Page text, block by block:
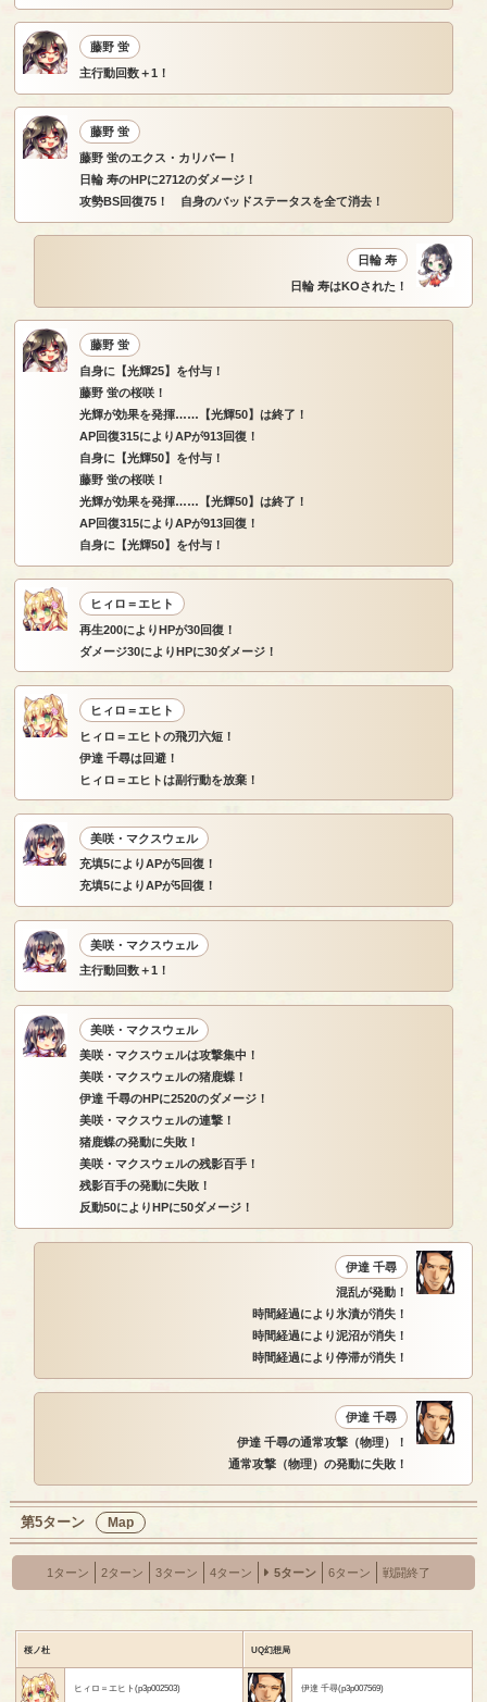
藤野 蛍
主行動回数＋1！
藤野 蛍
藤野 蛍のエクス・カリバー！
日輪 寿のHPに2712のダメージ！
攻勢BS回復75！ 自身のバッドステータスを全て消去！
日輪 寿
日輪 寿はKOされた！
藤野 蛍
自身に【光輝25】を付与！
藤野 蛍の桜咲！
光輝が効果を発揮……【光輝50】は終了！
AP回復315によりAPが913回復！
自身に【光輝50】を付与！
藤野 蛍の桜咲！
光輝が効果を発揮……【光輝50】は終了！
AP回復315によりAPが913回復！
自身に【光輝50】を付与！
ヒィロ＝エヒト
再生200によりHPが30回復！
ダメージ30によりHPに30ダメージ！
ヒィロ＝エヒト
ヒィロ＝エヒトの飛刃六短！
伊達 千尋は回避！
ヒィロ＝エヒトは副行動を放棄！
美咲・マクスウェル
充填5によりAPが5回復！
充填5によりAPが5回復！
美咲・マクスウェル
主行動回数＋1！
美咲・マクスウェル
美咲・マクスウェルは攻撃集中！
美咲・マクスウェルの猪鹿蝶！
伊達 千尋のHPに2520のダメージ！
美咲・マクスウェルの連撃！
猪鹿蝶の発動に失敗！
美咲・マクスウェルの残影百手！
残影百手の発動に失敗！
反動50によりHPに50ダメージ！
伊達 千尋
混乱が発動！
時間経過により氷漬が消失！
時間経過により泥沼が消失！
時間経過により停滞が消失！
伊達 千尋
伊達 千尋の通常攻撃（物理）！
通常攻撃（物理）の発動に失敗！
第5ターン Map
1ターン 2ターン 3ターン 4ターン 5ターン 6ターン 戦闘終了
桜ノ杜 UQ幻想局
ヒィロ＝エヒト(p3p002503)
伊達 千尋(p3p007569)